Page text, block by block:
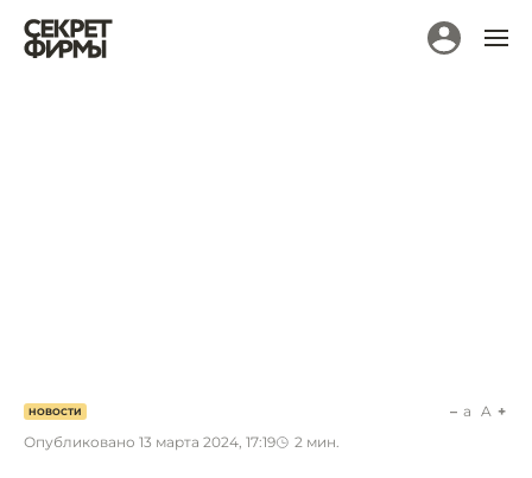
НОВОСТИ
Опубликовано 13 марта 2024, 17:19 2 мин.
a A